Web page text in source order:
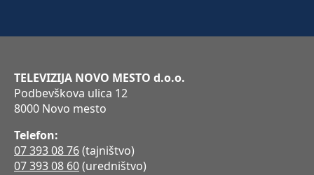
TELEVIZIJA NOVO MESTO d.o.o.
Podbevškova ulica 12
8000 Novo mesto
Telefon:
07 393 08 76(tajništvo)
07 393 08 60(uredništvo)